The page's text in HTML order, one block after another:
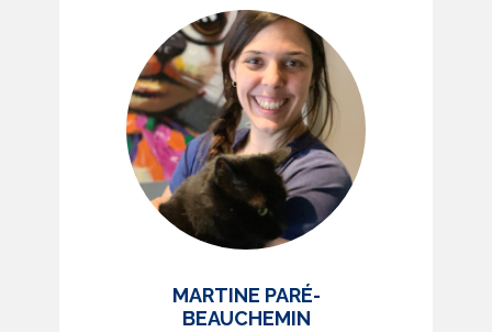
MARTINE PARÉ-
BEAUCHEMIN